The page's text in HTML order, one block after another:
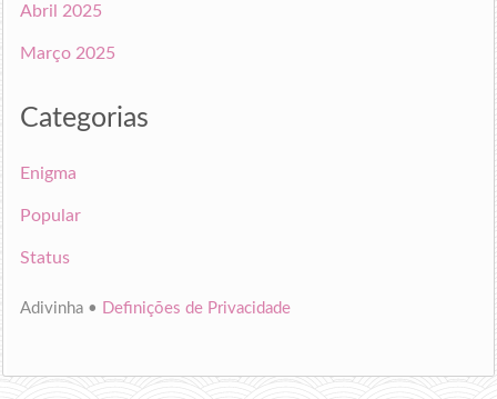
Abril 2025
Março 2025
Categorias
Enigma
Popular
Status
Adivinha • Definições de Privacidade